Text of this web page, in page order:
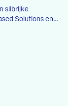
slibrijke
Solutions en…